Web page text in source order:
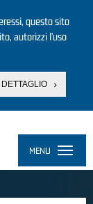
questo sito
autorizzi l’uso
MENU